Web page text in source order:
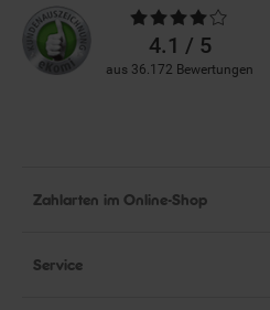
Durchschnittliche
Bewertungen4.1 / 5
aus 36.172 Bewertungen
Zahlarten im Online-Shop
Service